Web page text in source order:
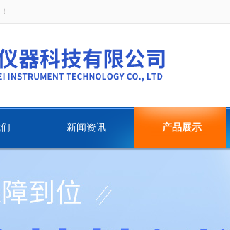
新闻资讯 产品展示